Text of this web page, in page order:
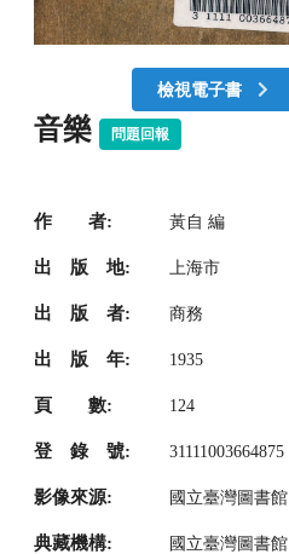
檢視電子書
音樂 問題回報
作 者: 黃自 編
出 版 地: 上海市
出 版 者: 商務
出 版 年: 1935
頁 數: 124
登 錄 號: 31111003664875
影像來源: 國立臺灣圖書館
典藏機構: 國立臺灣圖書館